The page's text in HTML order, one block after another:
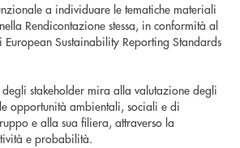
a individuare le tematiche materiali
Rendicontazione stessa, in conformità al
Sustainability Reporting Standards
stakeholder mira alla valutazione degli
opportunità ambientali, sociali e di
e alla sua filiera, attraverso la
e probabilità.